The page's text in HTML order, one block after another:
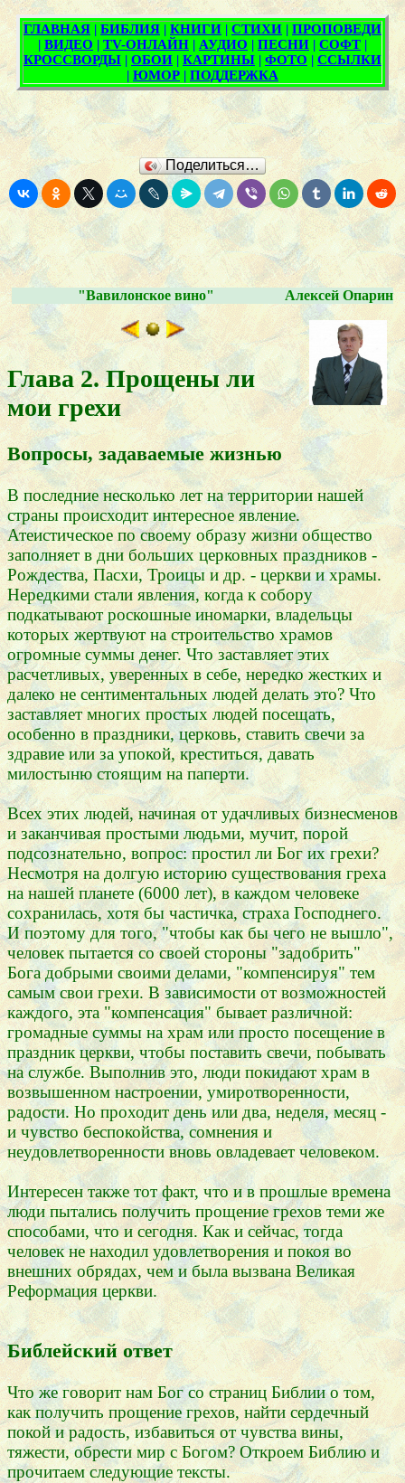
Поделиться…
"Вавилонское вино" Алексей Опарин
Глава 2. Прощены ли
мои грехи
Вопросы, задаваемые жизнью
В последние несколько лет на территории нашей
страны происходит интересное явление.
Атеистическое по своему образу жизни общество
заполняет в дни больших церковных праздников -
Рождества, Пасхи, Троицы и др. - церкви и храмы.
Нередкими стали явления, когда к собору
подкатывают роскошные иномарки, владельцы
которых жертвуют на строительство храмов
огромные суммы денег. Что заставляет этих
расчетливых, уверенных в себе, нередко жестких и
далеко не сентиментальных людей делать это? Что
заставляет многих простых людей посещать,
особенно в праздники, церковь, ставить свечи за
здравие или за упокой, креститься, давать
милостыню стоящим на паперти.
Всех этих людей, начиная от удачливых бизнесменов
и заканчивая простыми людьми, мучит, порой
подсознательно, вопрос: простил ли Бог их грехи?
Несмотря на долгую историю существования греха
на нашей планете (6000 лет), в каждом человеке
сохранилась, хотя бы частичка, страха Господнего.
И поэтому для того, "чтобы как бы чего не вышло",
человек пытается со своей стороны "задобрить"
Бога добрыми своими делами, "компенсируя" тем
самым свои грехи. В зависимости от возможностей
каждого, эта "компенсация" бывает различной:
громадные суммы на храм или просто посещение в
праздник церкви, чтобы поставить свечи, побывать
на службе. Выполнив это, люди покидают храм в
возвышенном настроении, умиротворенности,
радости. Но проходит день или два, неделя, месяц -
и чувство беспокойства, сомнения и
неудовлетворенности вновь овладевает человеком.
Интересен также тот факт, что и в прошлые времена
люди пытались получить прощение грехов теми же
способами, что и сегодня. Как и сейчас, тогда
человек не находил удовлетворения и покоя во
внешних обрядах, чем и была вызвана Великая
Реформация церкви.
Библейский ответ
Что же говорит нам Бог со страниц Библии о том,
как получить прощение грехов, найти сердечный
покой и радость, избавиться от чувства вины,
тяжести, обрести мир с Богом? Откроем Библию и
прочитаем следующие тексты.